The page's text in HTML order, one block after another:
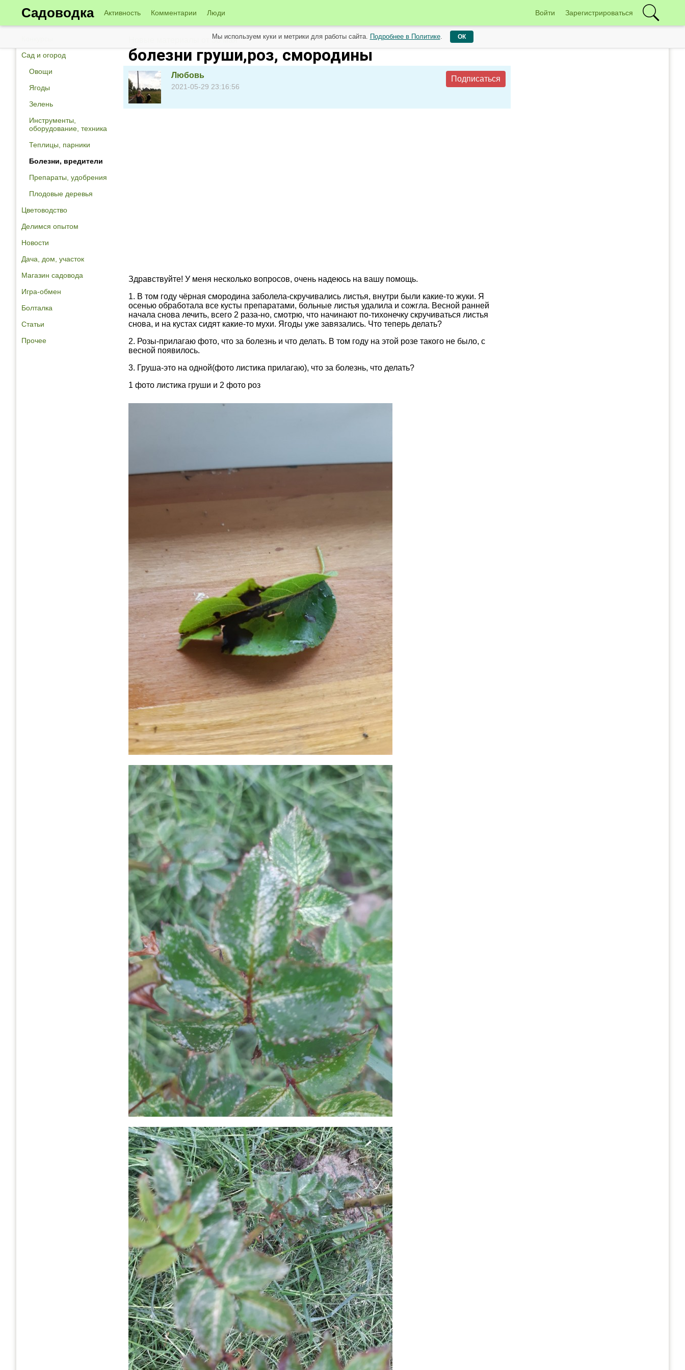
Садоводка Активность Комментарии Люди Войти Зарегистрироваться
Сад и огород
Овощи
Ягоды
Зелень
Инструменты,
оборудование, техника
Теплицы, парники
Болезни, вредители
Препараты, удобрения
Плодовые деревья
Цветоводство
Делимся опытом
Новости
Дача, дом, участок
Магазин садовода
Игра-обмен
Болталка
Статьи
Прочее
Новые материалы от 30 мая
болезни груши,роз, смородины
Любовь
2021-05-29 23:16:56
Подписаться
Здравствуйте! У меня несколько вопросов, очень надеюсь на вашу помощь.
1. В том году чёрная смородина заболела-скручивались листья, внутри были какие-то жуки. Я
осенью обработала все кусты препаратами, больные листья удалила и сожгла. Весной ранней
начала снова лечить, всего 2 раза-но, смотрю, что начинают по-тихонечку скручиваться листья
снова, и на кустах сидят какие-то мухи. Ягоды уже завязались. Что теперь делать?
2. Розы-прилагаю фото, что за болезнь и что делать. В том году на этой розе такого не было, с
весной появилось.
3. Груша-это на одной(фото листика прилагаю), что за болезнь, что делать?
1 фото листика груши и 2 фото роз
Мы используем куки и метрики для работы сайта. Подробнее в Политике. ОК